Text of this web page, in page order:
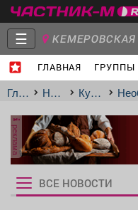
☰ КЕМЕРОВСКАЯ
ГЛАВНАЯ ГРУППЫ
Главная
Объявления
Главная НовостиКультура
реклама
Рукбрики
новостей
ВСЕ НОВОСТИ